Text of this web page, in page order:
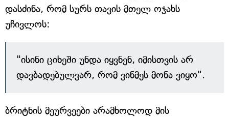
დასძინა, რომ სურს თავის მთელ ოჯახს
უჩივლოს:
"ისინი ციხეში უნდა იყვნენ, იმისთვის არ
დავბადებულვარ, რომ ვინმეს მონა ვიყო".
ბრიტნის მეურვეები არამხოლოდ მის